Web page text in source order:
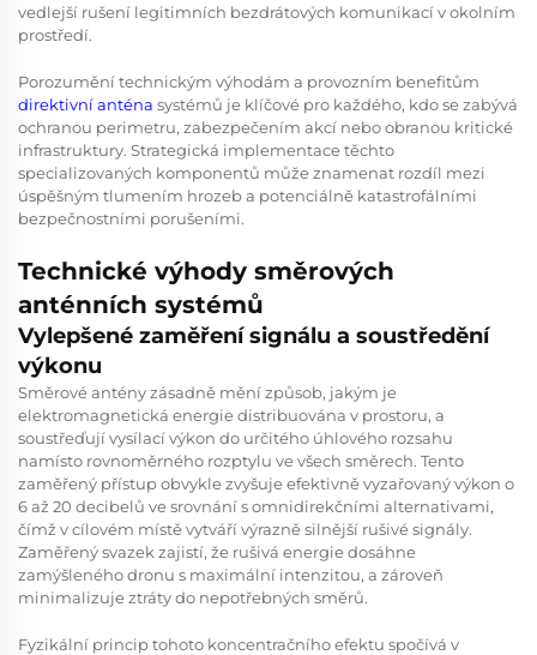
vedlejší rušení legitimních bezdrátových komunikací v okolním
prostředí.
Porozumění technickým výhodám a provozním benefitům
direktivní anténa systémů je klíčové pro každého, kdo se zabývá
ochranou perimetru, zabezpečením akcí nebo obranou kritické
infrastruktury. Strategická implementace těchto
specializovaných komponentů může znamenat rozdíl mezi
úspěšným tlumením hrozeb a potenciálně katastrofálními
bezpečnostními porušeními.
Technické výhody směrových
anténních systémů
Vylepšené zaměření signálu a soustředění
výkonu
Směrové antény zásadně mění způsob, jakým je
elektromagnetická energie distribuována v prostoru, a
soustřeďují vysílací výkon do určitého úhlového rozsahu
namísto rovnoměrného rozptylu ve všech směrech. Tento
zaměřený přístup obvykle zvyšuje efektivně vyzařovaný výkon o
6 až 20 decibelů ve srovnání s omnidirekčními alternativami,
čímž v cílovém místě vytváří výrazně silnější rušivé signály.
Zaměřený svazek zajistí, že rušivá energie dosáhne
zamýšleného dronu s maximální intenzitou, a zároveň
minimalizuje ztráty do nepotřebných směrů.
Fyzikální princip tohoto koncentračního efektu spočívá v